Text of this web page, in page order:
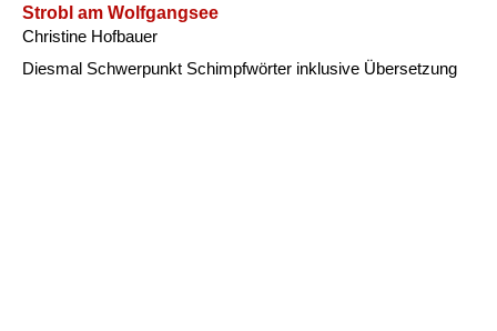
Strobl am Wolfgangsee
Christine Hofbauer
Diesmal Schwerpunkt Schimpfwörter inklusive Übersetzung